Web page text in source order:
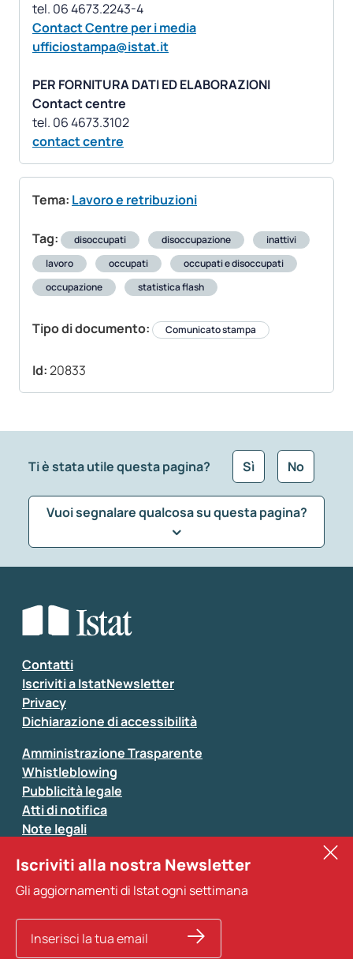
Contact Centre per i media
ufficiostampa@istat.it
PER FORNITURA DATI ED ELABORAZIONI
Contact centre
contact centre
Tema: Lavoro e retribuzioni
Tag: disoccupati disoccupazione
inattivi
lavoro
occupati
occupati e disoccupati
occupazione
statistica flash
Tipo di documento: Comunicato stampa
Id:20833
Ti è stata utile questa pagina? Sì No
Vuoi segnalare qualcosa su questa pagina?
Seleziona la tipologia della segnalazione
Inserisci il tuo commento
Si prega di non fornire dati di natura personale (ad
esempio dati di contatto). Per ogni altra comunicazione
e per richiedere dati, pubblicazioni, file di microdati,
Contatti
Iscriviti a IstatNewsletter
Privacy
Dichiarazione di accessibilità
Amministrazione Trasparente
Whistleblowing
Pubblicità legale
Atti di notifica
Note legali
Sistan
Altri servizi
Iscriviti alla nostra Newsletter
Gli aggiornamenti di Istat ogni settimana